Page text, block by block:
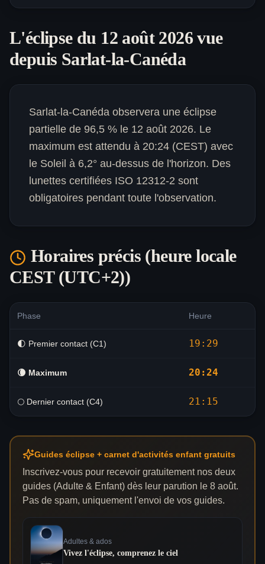
L'éclipse du 12 août 2026 vue
depuis Sarlat-la-Canéda
Sarlat-la-Canéda observera une éclipse
partielle de 96,5 % le 12 août 2026. Le
maximum est attendu à 20:24 (CEST) avec
le Soleil à 6,2° au-dessus de l'horizon. Des
lunettes certifiées ISO 12312-2 sont
obligatoires pendant toute l'observation.
Horaires précis (heure locale
CEST (UTC+2))
Phase Heure
🌓 Premier contact (C1) 19:29
🌘 Maximum 20:24
🌕 Dernier contact (C4) 21:15
Guides éclipse + carnet d'activités enfant gratuits
Inscrivez-vous pour recevoir gratuitement nos deux
guides (Adulte & Enfant) dès leur parution le 8 août.
Pas de spam, uniquement l'envoi de vos guides.
Adultes & ados
Vivez l'éclipse, comprenez le ciel